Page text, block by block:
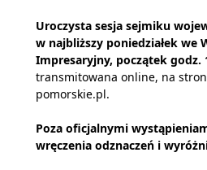
Uroczysta sesja sejmiku
w najbliższy poniedziałek we
Impresaryjny, początek godz.
transmitowana online, na
pomorskie.pl.
Poza oficjalnymi
wręczenia odznaczeń i